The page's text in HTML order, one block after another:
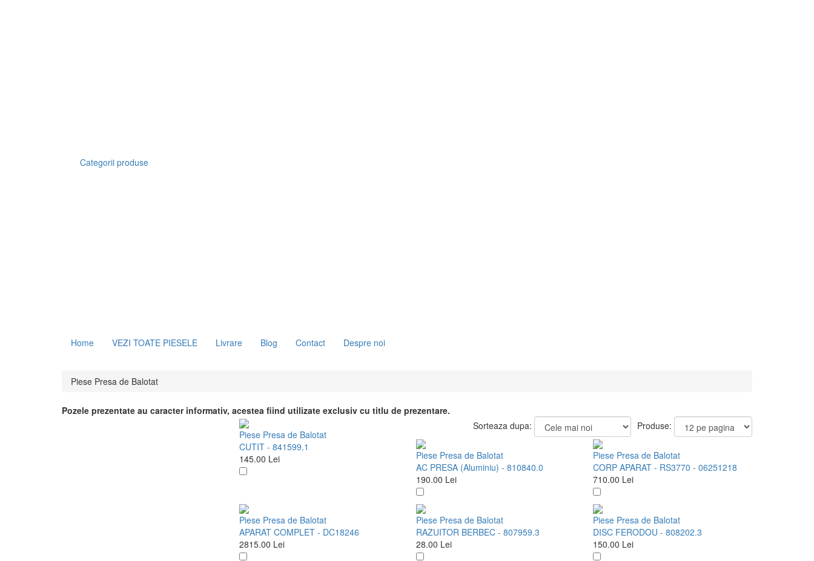
Categorii produse
Home VEZI TOATE PIESELE Livrare Blog Contact Despre noi
Piese Presa de Balotat
Pozele prezentate au caracter informativ, acestea fiind utilizate exclusiv cu titlu de prezentare.
Produse:
Sorteaza dupa:
Piese Presa de Balotat
CUTIT - 841599.1
145.00 Lei
Piese Presa de Balotat
AC PRESA (Aluminiu) - 810840.0
190.00 Lei
Piese Presa de Balotat
CORP APARAT - RS3770 - 06251218
710.00 Lei
Piese Presa de Balotat
APARAT COMPLET - DC18246
2815.00 Lei
Piese Presa de Balotat
RAZUITOR BERBEC - 807959.3
28.00 Lei
Piese Presa de Balotat
DISC FERODOU - 808202.3
150.00 Lei